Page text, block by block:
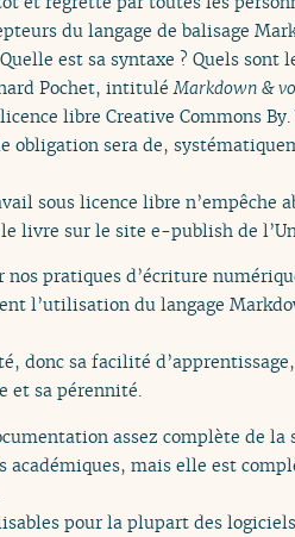
du langage de balisage
est sa syntaxe ? Quels
Pochet, intituléMarkdown &
libre Creative Commons
obligation sera de,
sous licence libre n’empêche
livre sur le site e-publish de
nos pratiques d’écriture
l’utilisation du langage
donc sa facilité
et sa pérennité.
assez complète de
académiques, mais elle est
pour la plupart des